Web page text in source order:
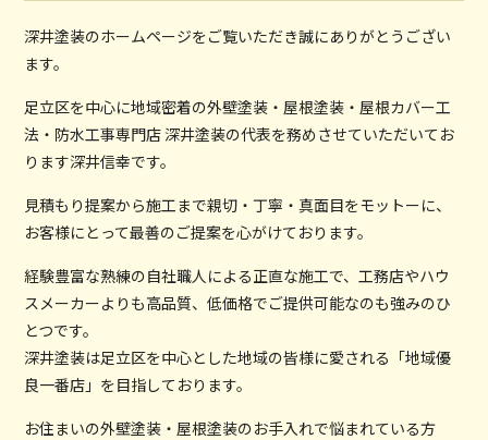
深井塗装のホームページをご覧いただき誠にありがとうござい
ます。
足立区を中心に地域密着の外壁塗装・屋根塗装・屋根カバー工
法・防水工事専門店 深井塗装の代表を務めさせていただいてお
ります深井信幸です。
見積もり提案から施工まで親切・丁寧・真面目をモットーに、
お客様にとって最善のご提案を心がけております。
経験豊富な熟練の自社職人による正直な施工で、工務店やハウ
スメーカーよりも高品質、低価格でご提供可能なのも強みのひ
とつです。
深井塗装は足立区を中心とした地域の皆様に愛される「地域優
良一番店」を目指しております。
お住まいの外壁塗装・屋根塗装のお手入れで悩まれている方